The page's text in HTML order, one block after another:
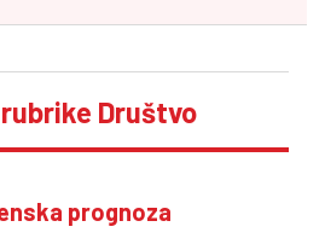
Društvo
prognoza